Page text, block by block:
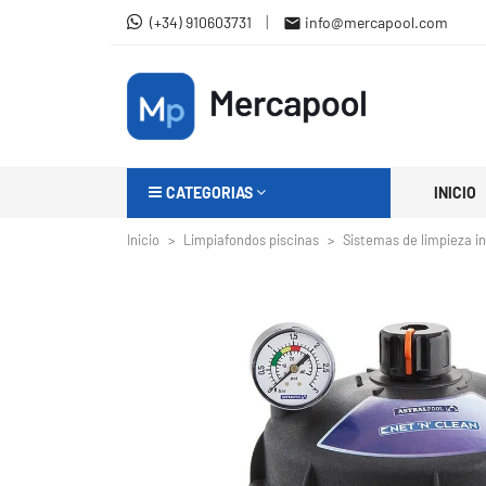
(+34) 910603731 |  info@mercapool.com
CATEGORIAS INICIO
Inicio Limpiafondos piscinas Sistemas de limpieza